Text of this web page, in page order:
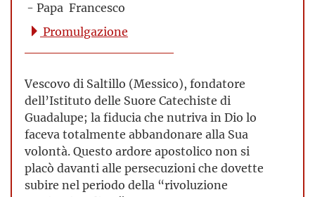
- Papa Francesco
Promulgazione
Vescovo di Saltillo (Messico), fondatore
dell’Istituto delle Suore Catechiste di
Guadalupe; la fiducia che nutriva in Dio lo
faceva totalmente abbandonare alla Sua
volontà. Questo ardore apostolico non si
placò davanti alle persecuzioni che dovette
subire nel periodo della “rivoluzione